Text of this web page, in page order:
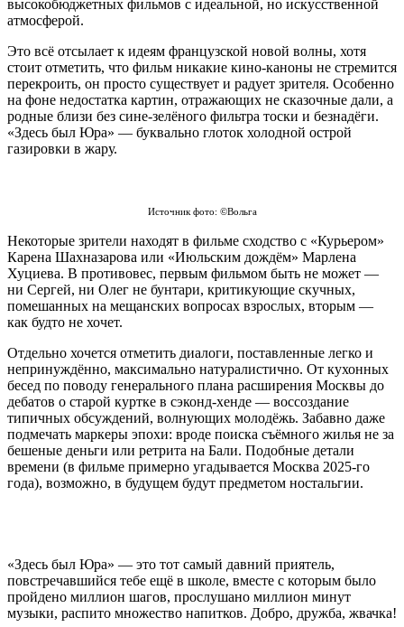
высокобюджетных фильмов с идеальной, но искусственной
атмосферой.
Это всё отсылает к идеям французской новой волны, хотя
стоит отметить, что фильм никакие кино-каноны не стремится
перекроить, он просто существует и радует зрителя. Особенно
на фоне недостатка картин, отражающих не сказочные дали, а
родные близи без сине-зелёного фильтра тоски и безнадёги.
«Здесь был Юра» — буквально глоток холодной острой
газировки в жару.
Источник фото: ©Вольга
Некоторые зрители находят в фильме сходство с «Курьером»
Карена Шахназарова или «Июльским дождём» Марлена
Хуциева. В противовес, первым фильмом быть не может —
ни Сергей, ни Олег не бунтари, критикующие скучных,
помешанных на мещанских вопросах взрослых, вторым —
как будто не хочет.
Отдельно хочется отметить диалоги, поставленные легко и
непринуждённо, максимально натуралистично. От кухонных
бесед по поводу генерального плана расширения Москвы до
дебатов о старой куртке в сэконд-хенде — воссоздание
типичных обсуждений, волнующих молодёжь. Забавно даже
подмечать маркеры эпохи: вроде поиска съёмного жилья не за
бешеные деньги или ретрита на Бали. Подобные детали
времени (в фильме примерно угадывается Москва 2025-го
года), возможно, в будущем будут предметом ностальгии.
«Здесь был Юра» — это тот самый давний приятель,
повстречавшийся тебе ещё в школе, вместе с которым было
пройдено миллион шагов, прослушано миллион минут
музыки, распито множество напитков. Добро, дружба, жвачка!